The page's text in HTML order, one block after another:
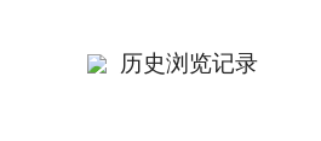
历史浏览记录